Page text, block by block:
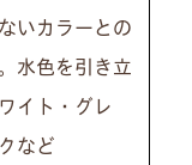
いカラーとの
水色を引き立
イト・グレ
など